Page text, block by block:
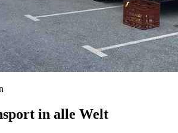
in alle Welt